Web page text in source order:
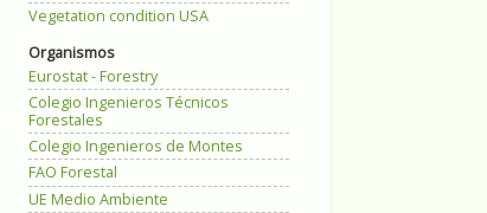
Vegetation condition USA
Organismos
Eurostat - Forestry
Colegio Ingenieros Técnicos
Forestales
Colegio Ingenieros de Montes
FAO Forestal
UE Medio Ambiente